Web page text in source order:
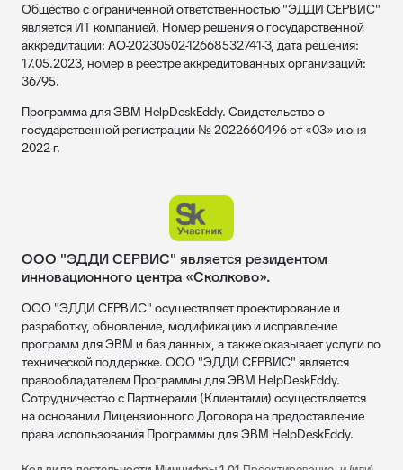
Общество с ограниченной ответственностью "ЭДДИ СЕРВИС"
является ИТ компанией. Номер решения о государственной
аккредитации: АО-20230502-12668532741-3, дата решения:
17.05.2023, номер в реестре аккредитованных организаций:
36795.
Программа для ЭВМ HelpDeskEddy. Свидетельство о
государственной регистрации № 2022660496 от «03» июня
2022 г.
ООО "ЭДДИ СЕРВИС" является резидентом
инновационного центра «Сколково».
ООО "ЭДДИ СЕРВИС" осуществляет проектирование и
разработку, обновление, модификацию и исправление
программ для ЭВМ и баз данных, а также оказывает услуги по
технической поддержке. ООО "ЭДДИ СЕРВИС" является
правообладателем Программы для ЭВМ HelpDeskEddy.
Сотрудничество с Партнерами (Клиентами) осуществляется
на основании Лицензионного Договора на предоставление
права использования Программы для ЭВМ HelpDeskEddy.